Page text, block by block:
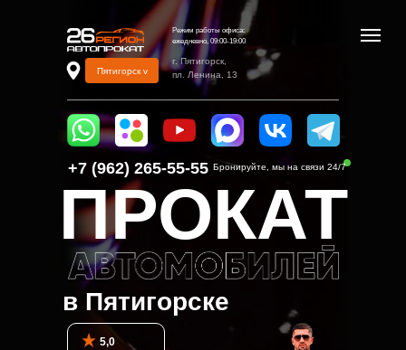
Бронируйте, мы на связи 24/7
ПРОКАТ
в Пятигорске
г. Пятигорск,
пл. Ленина, 13
Режим работы офиса:
ежедневно, 09:00-19:00
Пятигорск v
5,0
+7 (962) 265-55-55‬